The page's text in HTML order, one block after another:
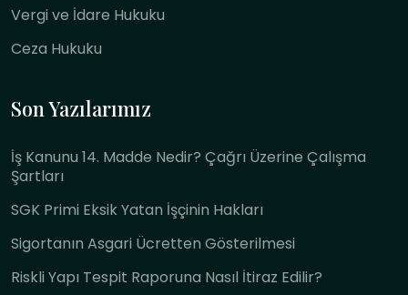
Vergi ve İdare Hukuku
Ceza Hukuku
Son Yazılarımız
İş Kanunu 14. Madde Nedir? Çağrı Üzerine Çalışma
Şartları
SGK Primi Eksik Yatan İşçinin Hakları
Sigortanın Asgari Ücretten Gösterilmesi
Riskli Yapı Tespit Raporuna Nasıl İtiraz Edilir?